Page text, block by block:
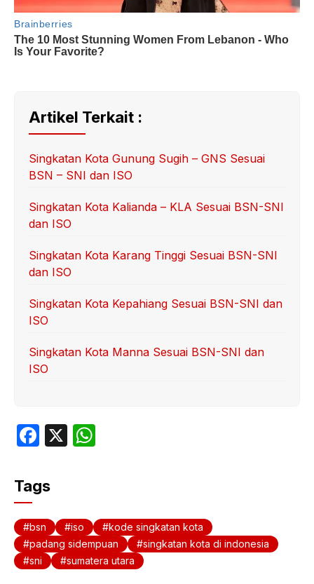
Artikel Terkait :
Singkatan Kota Gunung Sugih – GNS Sesuai
BSN – SNI dan ISO
Singkatan Kota Kalianda – KLA Sesuai BSN-SNI
dan ISO
Singkatan Kota Karang Tinggi Sesuai BSN-SNI
dan ISO
Singkatan Kota Kepahiang Sesuai BSN-SNI dan
ISO
Singkatan Kota Manna Sesuai BSN-SNI dan
ISO
F
c
e
b
o
o
X
A
p
p
Tags
bsn iso
kode singkatan kota
padang sidempuan
singkatan kota di indonesia
sni
sumatera utara